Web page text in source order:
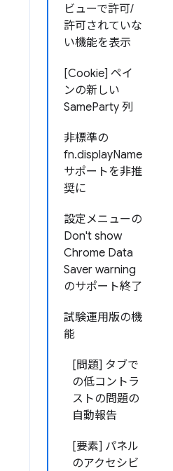
ビューで許可/
許可されていな
い機能を表示
[Cookie] ペイ
ンの新しい
SameParty 列
非標準の
fn.displayName
サポートを非推
奨に
設定メニューの
Don't show
Chrome Data
Saver warning
のサポート終了
試験運用版の機
能
[問題] タブで
の低コントラ
ストの問題の
自動報告
[要素] パネル
のアクセシビ